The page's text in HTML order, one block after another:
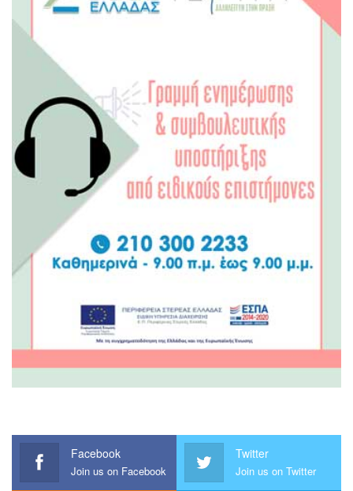
Facebook
Join us on Facebook
Twitter
Join us on Twitter